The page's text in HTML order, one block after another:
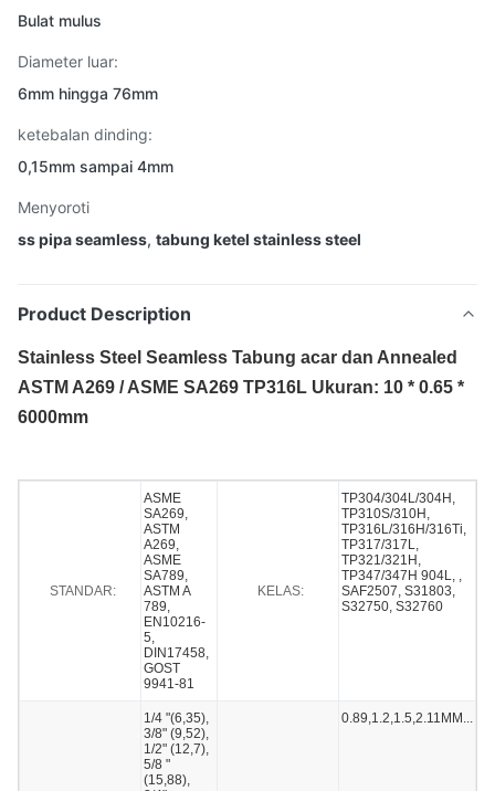
Bulat mulus
Diameter luar:
6mm hingga 76mm
ketebalan dinding:
0,15mm sampai 4mm
Menyoroti
ss pipa seamless, tabung ketel stainless steel
Product Description
Stainless Steel Seamless Tabung acar dan Annealed
ASTM A269 / ASME SA269 TP316L Ukuran: 10 * 0.65 *
6000mm
STANDAR:
ASME
SA269,
ASTM
A269,
ASME
SA789,
ASTM A
789,
EN10216-
5,
DIN17458,
GOST
9941-81
KELAS:
TP304/304L/304H,
TP310S/310H,
TP316L/316H/316Ti,
TP317/317L,
TP321/321H,
TP347/347H 904L, ,
SAF2507, S31803,
S32750, S32760
1/4 "(6,35),
3/8" (9,52),
1/2" (12,7),
5/8 "
(15,88),
0.89,1.2,1.5,2.11MM...